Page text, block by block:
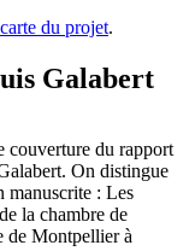
carte du projet.
Galabert